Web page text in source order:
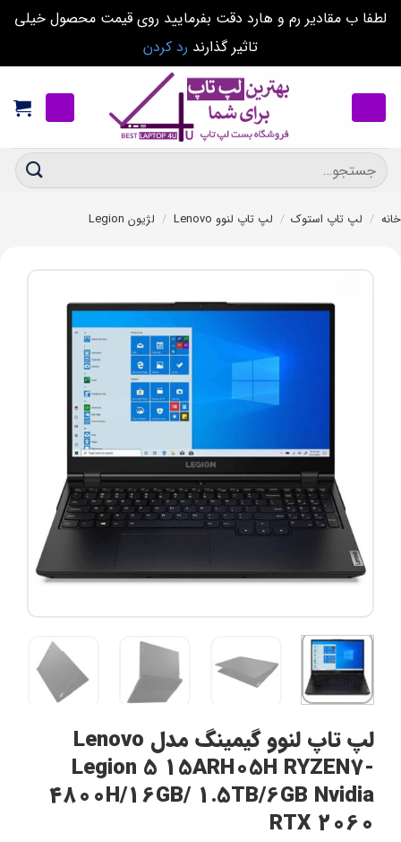
لطفا ب مقادیر رم و هارد دقت بفرمایید روی قیمت محصول خیلی
تاثیر گذارند رد کردن
content
جستجو
برای:
خانه / لپ تاپ استوک / لپ تاپ لنوو Lenovo / لژیون Legion
لپ تاپ لنوو گیمینگ مدل Lenovo
Legion 5 15ARH05H RYZEN7-
4800H/16GB/ 1.5TB/6GB Nvidia
RTX 2060